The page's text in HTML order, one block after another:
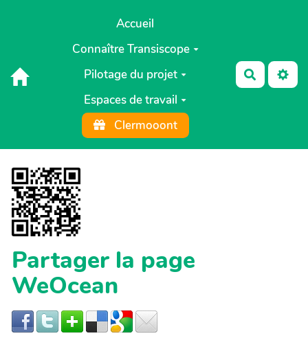
Aller au contenu principal
Accueil
Connaître Transiscope
Pilotage du projet
Espaces de travail
Clermooont
Partager la page
WeOcean